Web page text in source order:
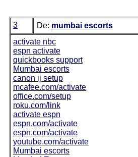
3 De: mumbai escorts
activate nbc
espn activate
quickbooks support
Mumbai escorts
canon ij setup
mcafee.com/activate
office.com/setup
roku.com/link
activate espn
espn.com/activate
espn.com/activate
youtube.com/activate
Mumbai escorts